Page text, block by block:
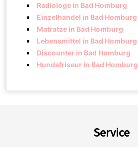
Radiologe in Bad Homburg
Einzelhandel in Bad Homburg
Matratze in Bad Homburg
Lebensmittel in Bad Homburg
Discounter in Bad Homburg
Hundefriseur in Bad Homburg
Service